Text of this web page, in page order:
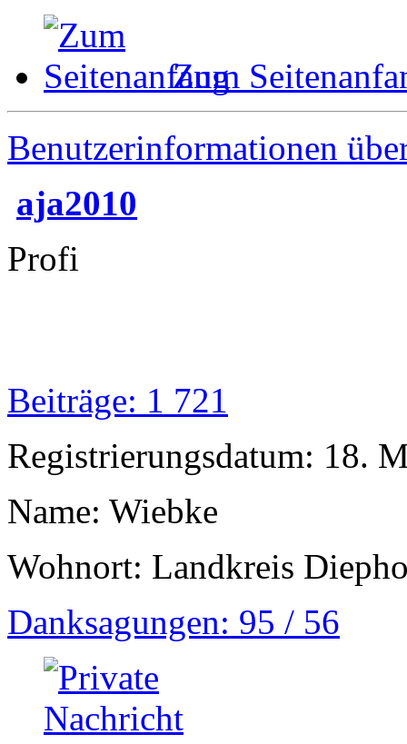
Zum
Benutzerinformationen
aja2010
Profi
Beiträge: 1 721
Registrierungsdatum: 18.
Name: Wiebke
Wohnort: Landkreis
Danksagungen: 95 / 56